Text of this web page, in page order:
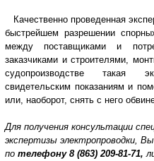
Качественно проведенная
быстрейшем разрешении
между поставщиками и
заказчиками и строителями,
судопроизводстве такая
свидетельским показаниям и
или, наоборот, снять с него
Для получения консультации
экспертизы электропроводки,
по телефону 8 (863) 209-81-71,